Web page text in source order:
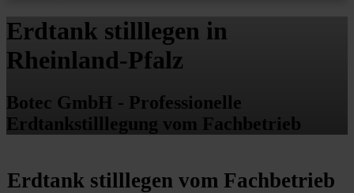
Erdtank stilllegen in
Rheinland-Pfalz
Botec GmbH - Professionelle
Erdtankstilllegung vom Fachbetrieb
Erdtank stilllegen vom Fachbetrieb